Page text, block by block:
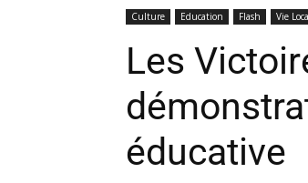
Culture Education Flash Vie
Les
éducative